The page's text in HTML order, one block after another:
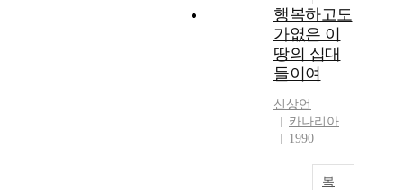
행복하고도
가엾은 이
땅의 십대
들이여
신상언
카나리아
1990
복